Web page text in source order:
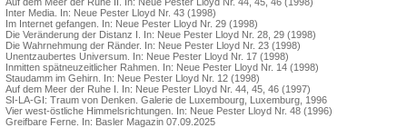
Inter Media. In: Neue Pester Lloyd Nr. 43 (1998)
Im Internet gefangen. In: Neue Pester Lloyd Nr. 29 (1998)
Die Veränderung der Distanz I. In: Neue Pester Lloyd Nr. 28, 29 (1998)
Die Wahrnehmung der Ränder. In: Neue Pester Lloyd Nr. 23 (1998)
Unentzaubertes Universum. In: Neue Pester Lloyd Nr. 17 (1998)
Inmitten spätneuzeitlicher Rahmen. In: Neue Pester Lloyd Nr. 14 (1998)
Staudamm im Gehirn. In: Neue Pester Lloyd Nr. 12 (1998)
Auf dem Meer der Ruhe I. In: Neue Pester Lloyd Nr. 44, 45, 46 (1997)
SI-LA-GI: Traum von Denken. Galerie de Luxembourg, Luxemburg, 1996
Vier west-östliche Himmelsrichtungen. In: Neue Pester Lloyd Nr. 48 (1996)
Greifbare Ferne. In: Basler Magazin 07.09.2025